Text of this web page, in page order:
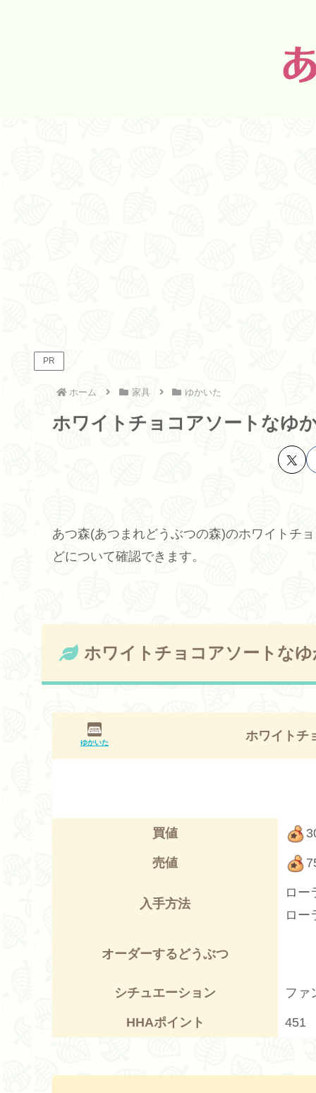
PR
ホーム 家具 ゆかいた
ホワイトチョコアソートなゆ
あつ森(あつまれどうぶつの森)のホワイトチ
どについて確認できます。
ホワイトチョコアソートな
ゆかいた ホワイトチ
買値
売値
入手方法
ロー
ロー
オーダーするどうぶつ
シチュエーション ファ
HHAポイント 451